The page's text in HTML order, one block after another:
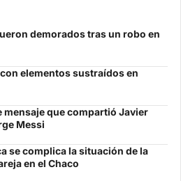
demorados tras un robo en
elementos sustraídos en
mensaje que compartió Javier
Messi
se complica la situación de la
en el Chaco